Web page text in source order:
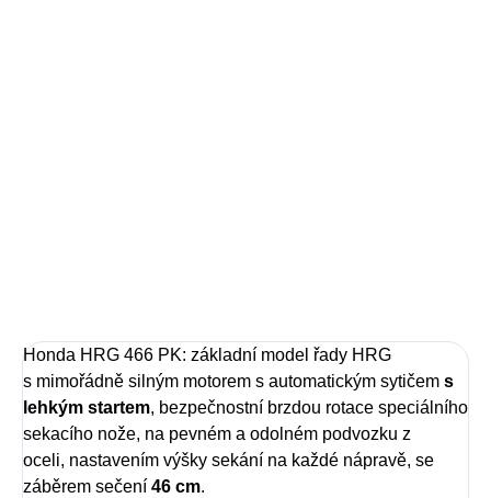
Honda HRG 466 PK: základní model řady HRG
s mimořádně silným motorem s automatickým sytičem s
lehkým startem, bezpečnostní brzdou rotace speciálního
sekacího nože, na pevném a odolném podvozku z
oceli, nastavením výšky sekání na každé nápravě, se
záběrem sečení 46 cm.